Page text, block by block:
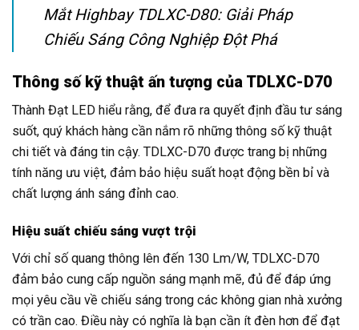
Mắt Highbay TDLXC-D80: Giải Pháp
Chiếu Sáng Công Nghiệp Đột Phá
Thông số kỹ thuật ấn tượng của TDLXC-D70
Thành Đạt LED hiểu rằng, để đưa ra quyết định đầu tư sáng
suốt, quý khách hàng cần nắm rõ những thông số kỹ thuật
chi tiết và đáng tin cậy. TDLXC-D70 được trang bị những
tính năng ưu việt, đảm bảo hiệu suất hoạt động bền bỉ và
chất lượng ánh sáng đỉnh cao.
Hiệu suất chiếu sáng vượt trội
Với chỉ số quang thông lên đến 130 Lm/W, TDLXC-D70
đảm bảo cung cấp nguồn sáng mạnh mẽ, đủ để đáp ứng
mọi yêu cầu về chiếu sáng trong các không gian nhà xưởng
có trần cao. Điều này có nghĩa là bạn cần ít đèn hơn để đạt